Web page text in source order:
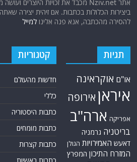
איראןאירופה
ארה"ב
בריטניה גרמניה
דאעש האמירויות
הפרסי הרשות
הפלסטיניתחות'ים
חיזבאללה
חמאסטורקיה
טכנולוגיה
ירדן ישראל
כללי
כתבות היסטוריה
כתבות קצרות
כתבות ראשיות
סקירות תשתית
קריקטורות